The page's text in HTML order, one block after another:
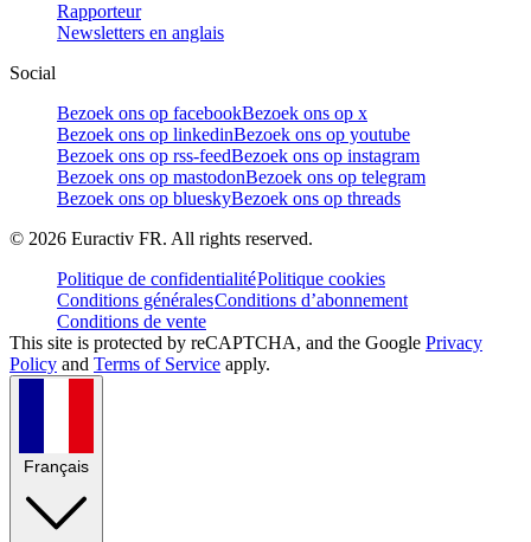
Rapporteur
Newsletters en anglais
Social
Bezoek ons op facebookBezoek ons op x
Bezoek ons op linkedinBezoek ons op youtube
Bezoek ons op rss-feedBezoek ons op instagram
Bezoek ons op mastodonBezoek ons op telegram
Bezoek ons op blueskyBezoek ons op threads
© 2026 Euractiv FR. All rights reserved.
Politique de confidentialitéPolitique cookies
Conditions généralesConditions d’abonnement
Conditions de vente
This site is protected by reCAPTCHA, and the Google Privacy
Policy and Terms of Service apply.
Français